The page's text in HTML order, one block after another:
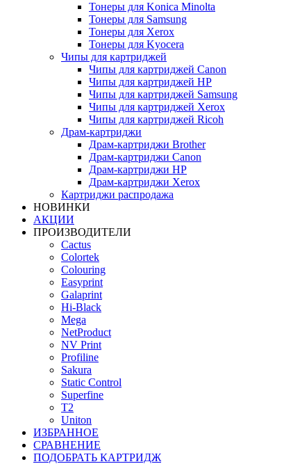
Тонеры для Konica Minolta
Тонеры для Samsung
Тонеры для Xerox
Тонеры для Kyocera
Чипы для картриджей
Чипы для картриджей Canon
Чипы для картриджей HP
Чипы для картриджей Samsung
Чипы для картриджей Xerox
Чипы для картриджей Ricoh
Драм-картриджи
Драм-картриджи Brother
Драм-картриджи Canon
Драм-картриджи HP
Драм-картриджи Xerox
Картриджи распродажа
НОВИНКИ
АКЦИИ
ПРОИЗВОДИТЕЛИ
Cactus
Colortek
Colouring
Easyprint
Galaprint
Hi-Black
Mega
NetProduct
NV Print
Profiline
Sakura
Static Control
Superfine
T2
Uniton
ИЗБРАННОЕ
СРАВНЕНИЕ
ПОДОБРАТЬ КАРТРИДЖ